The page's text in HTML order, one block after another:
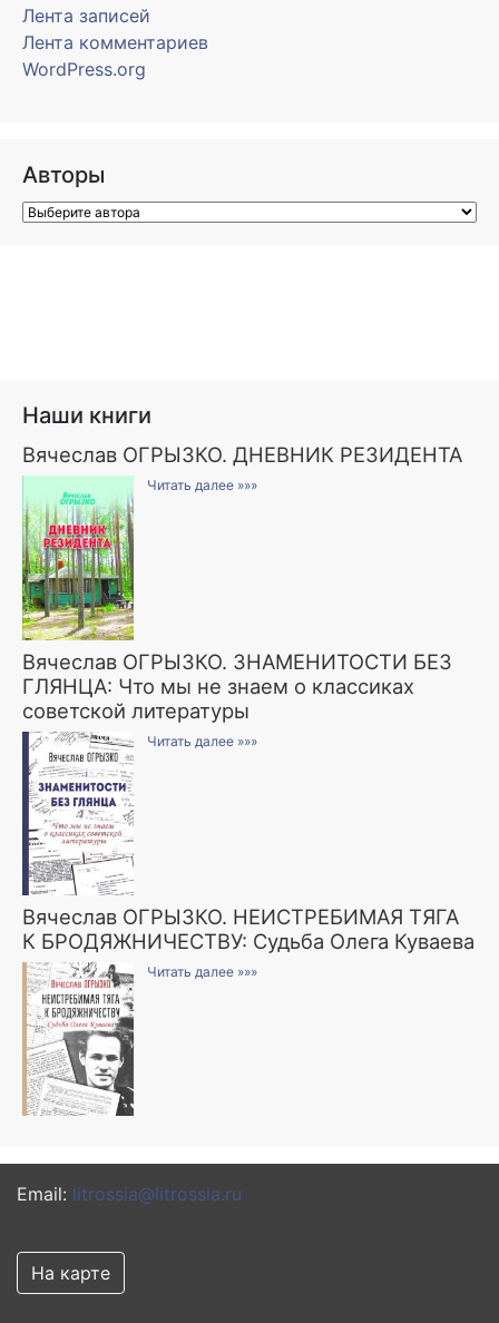
Лента записей
Лента комментариев
WordPress.org
Авторы
Наши книги
Вячеслав ОГРЫЗКО. ДНЕВНИК РЕЗИДЕНТА
Читать далее »»»
Вячеслав ОГРЫЗКО. ЗНАМЕНИТОСТИ БЕЗ
ГЛЯНЦА: Что мы не знаем о классиках
советской литературы
Читать далее »»»
Вячеслав ОГРЫЗКО. НЕИСТРЕБИМАЯ ТЯГА
К БРОДЯЖНИЧЕСТВУ: Судьба Олега Куваева
Читать далее »»»
Email: litrossia@litrossia.ru
На карте